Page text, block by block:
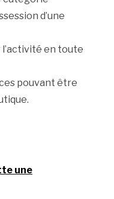
d’une
en toute
pouvant être
une